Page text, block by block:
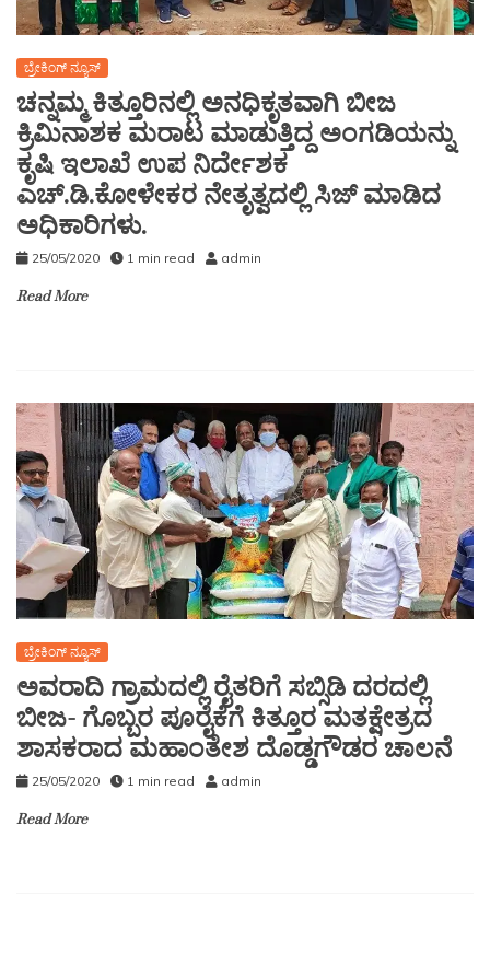
ಬ್ರೇಕಿಂಗ್ ನ್ಯೂಸ್
ಚನ್ನಮ್ಮ ಕಿತ್ತೂರಿನಲ್ಲಿ ಅನಧಿಕೃತವಾಗಿ ಬೀಜ
ಕ್ರಿಮಿನಾಶಕ ಮರಾಟ ಮಾಡುತ್ತಿದ್ದ ಅಂಗಡಿಯನ್ನು
ಕೃಷಿ ಇಲಾಖೆ ಉಪ ನಿರ್ದೇಶಕ
ಎಚ್.ಡಿ.ಕೋಳೇಕರ ನೇತೃತ್ವದಲ್ಲಿ ಸಿಜ್ ಮಾಡಿದ
ಅಧಿಕಾರಿಗಳು.
25/05/2020 1 min read admin
Read More
ಬ್ರೇಕಿಂಗ್ ನ್ಯೂಸ್
ಅವರಾದಿ ಗ್ರಾಮದಲ್ಲಿ ರೈತರಿಗೆ ಸಬ್ಸಿಡಿ ದರದಲ್ಲಿ
ಬೀಜ- ಗೊಬ್ಬರ ಪೂರೈಕೆಗೆ ಕಿತ್ತೂರ ಮತಕ್ಷೇತ್ರದ
ಶಾಸಕರಾದ ಮಹಾಂತೇಶ ದೊಡ್ಡಗೌಡರ ಚಾಲನೆ
25/05/2020 1 min read admin
Read More